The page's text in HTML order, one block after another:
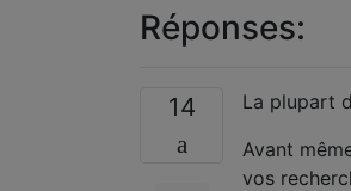
Réponses:
14
La plupart
Avant
vos